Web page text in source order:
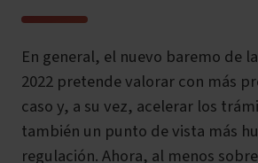
En general, el nuevo baremo de
2022 pretende valorar con más
caso y, a su vez, acelerar los
también un punto de vista más
regulación. Ahora, al menos